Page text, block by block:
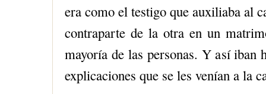
era como el testigo que auxiliaba al
contraparte de la otra en un
mayoría de las personas. Y así iban
explicaciones que se les venían a la